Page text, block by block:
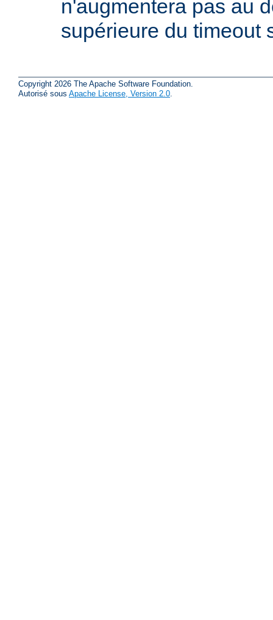
n'augmentera pas au
supérieure du timeout
Copyright 2026 The Apache Software Foundation.
Autorisé sous Apache License, Version 2.0